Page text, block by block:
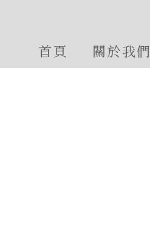
首頁
關於我們